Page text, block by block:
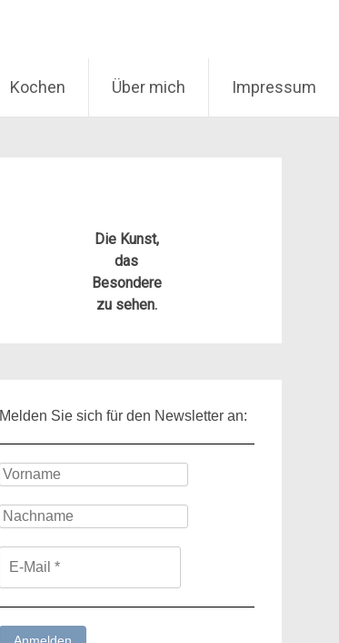
Kochen Über mich Impressum
Die Kunst,
das
Besondere
zu sehen.
Melden Sie sich für den Newsletter an: